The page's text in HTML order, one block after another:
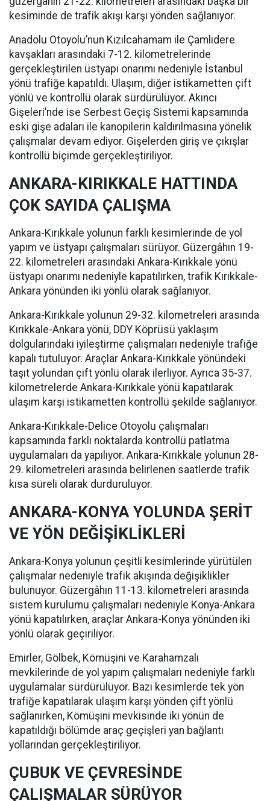
kesiminde de trafik akışı karşı yönden sağlanıyor.
Anadolu Otoyolu’nun Kızılcahamam ile Çamlıdere
kavşakları arasındaki 7-12. kilometrelerinde
gerçekleştirilen üstyapı onarımı nedeniyle İstanbul
yönü trafiğe kapatıldı. Ulaşım, diğer istikametten çift
yönlü ve kontrollü olarak sürdürülüyor. Akıncı
Gişeleri’nde ise Serbest Geçiş Sistemi kapsamında
eski gişe adaları ile kanopilerin kaldırılmasına yönelik
çalışmalar devam ediyor. Gişelerden giriş ve çıkışlar
kontrollü biçimde gerçekleştiriliyor.
ANKARA-KIRIKKALE HATTINDA
ÇOK SAYIDA ÇALIŞMA
Ankara-Kırıkkale yolunun farklı kesimlerinde de yol
yapım ve üstyapı çalışmaları sürüyor. Güzergâhın 19-
22. kilometreleri arasındaki Ankara-Kırıkkale yönü
üstyapı onarımı nedeniyle kapatılırken, trafik Kırıkkale-
Ankara yönünden iki yönlü olarak sağlanıyor.
Ankara-Kırıkkale yolunun 29-32. kilometreleri arasında
Kırıkkale-Ankara yönü, DDY Köprüsü yaklaşım
dolgularındaki iyileştirme çalışmaları nedeniyle trafiğe
kapalı tutuluyor. Araçlar Ankara-Kırıkkale yönündeki
taşıt yolundan çift yönlü olarak ilerliyor. Ayrıca 35-37.
kilometrelerde Ankara-Kırıkkale yönü kapatılarak
ulaşım karşı istikametten kontrollü şekilde sağlanıyor.
Ankara-Kırıkkale-Delice Otoyolu çalışmaları
kapsamında farklı noktalarda kontrollü patlatma
uygulamaları da yapılıyor. Ankara-Kırıkkale yolunun 28-
29. kilometreleri arasında belirlenen saatlerde trafik
kısa süreli olarak durduruluyor.
ANKARA-KONYA YOLUNDA ŞERİT
VE YÖN DEĞİŞİKLİKLERİ
Ankara-Konya yolunun çeşitli kesimlerinde yürütülen
çalışmalar nedeniyle trafik akışında değişiklikler
bulunuyor. Güzergâhın 11-13. kilometreleri arasında
sistem kurulumu çalışmaları nedeniyle Konya-Ankara
yönü kapatılırken, araçlar Ankara-Konya yönünden iki
yönlü olarak geçiriliyor.
Emirler, Gölbek, Kömüşini ve Karahamzalı
mevkilerinde de yol yapım çalışmaları nedeniyle farklı
uygulamalar sürdürülüyor. Bazı kesimlerde tek yön
trafiğe kapatılarak ulaşım karşı yönden çift yönlü
sağlanırken, Kömüşini mevkisinde iki yönün de
kapatıldığı bölümde araç geçişleri yan bağlantı
yollarından gerçekleştiriliyor.
ÇUBUK VE ÇEVRESİNDE
ÇALIŞMALAR SÜRÜYOR